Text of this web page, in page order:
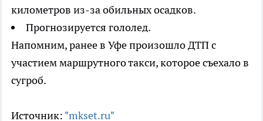
километров из-за обильных осадков.
Прогнозируется гололед.
Напомним, ранее в Уфе произошло ДТП с
участием маршрутного такси, которое съехало в
сугроб.
Источник: "mkset.ru"